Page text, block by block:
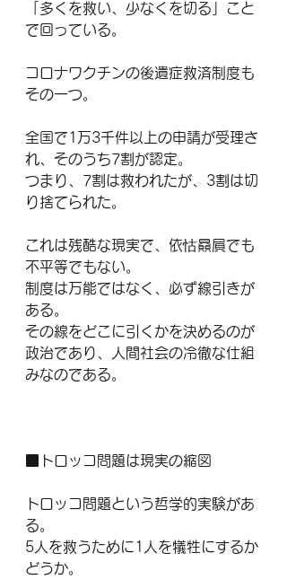
「多くを救い、少なくを切る」こと
で回っている。
コロナワクチンの後遺症救済制度も
その一つ。
全国で1万3千件以上の申請が受理さ
れ、そのうち7割が認定。
つまり、7割は救われたが、3割は切
り捨てられた。
これは残酷な現実で、依怙贔屓でも
不平等でもない。
制度は万能ではなく、必ず線引きが
ある。
その線をどこに引くかを決めるのが
政治であり、人間社会の冷徹な仕組
みなのである。
■トロッコ問題は現実の縮図
トロッコ問題という哲学的実験があ
る。
5人を救うために1人を犠牲にするか
どうか。